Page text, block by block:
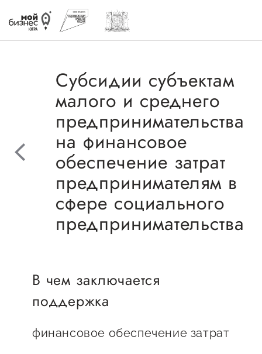
Избранное
Быть в курсе
Истории успеха
Мероприятия
Социальные сети "Мой
Бизнес Югра"
Меры поддержки
Субсидии субъектам
малого и среднего
предпринимательства
на финансовое
обеспечение затрат
предпринимателям в
сфере социального
предпринимательства
В чем заключается
поддержка
финансовое обеспечение затрат